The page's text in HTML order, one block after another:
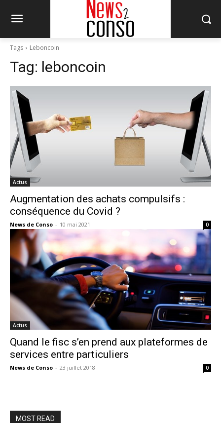
Tags Leboncoin
Tag: leboncoin
Actus
Augmentation des achats compulsifs :
conséquence du Covid ?
News de Conso - 10 mai 2021 0
Actus
Quand le fisc s’en prend aux plateformes de
services entre particuliers
News de Conso - 23 juillet 2018 0
MOST READ